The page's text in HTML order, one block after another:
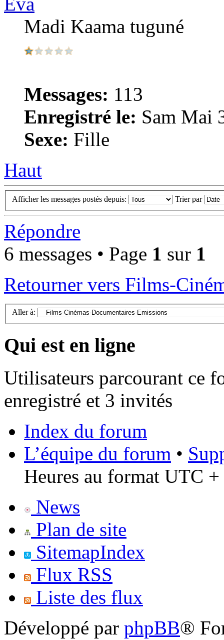
Madi Kaama tuguné
Messages: 113
Enregistré le: Sam Mai
Sexe: Fille
Haut
Afficher les messages postés depuis: Trier par
Répondre
6 messages • Page 1 sur 1
Retourner vers Films-
Aller à:
Qui est en ligne
Utilisateurs parcourant ce
enregistré et 3 invités
Index du forum
L’équipe du forum •
Heures au format UTC +
News
Plan de site
SitemapIndex
Flux RSS
Liste des flux
Développé par phpBB®